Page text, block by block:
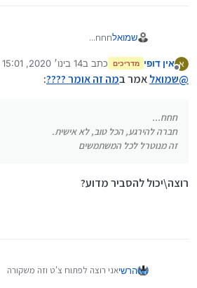
שמואלחחח...
זה מנוטרל לכל המשתמשים
א אין דופי מדריכים כתב ב14 בינו׳ 2020, 15:01
נערך לאחרונה על ידי
@שמואלאמר במה זה אומר ????:
חחח...
חברה להירגע, הכל טוב, לא אישית.
זה מנוטרל לכל המשתמשים
רוצה\יכול להסביר מדוע?
הרשיאני רוצה לפתוח צ'ט וזה משקורה